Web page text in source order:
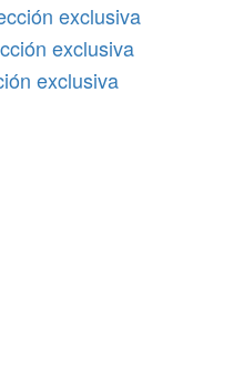
exclusiva
exclusiva
exclusiva